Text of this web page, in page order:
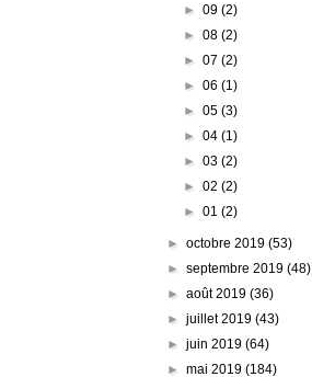
► 09 (2)
► 08 (2)
► 07 (2)
► 06 (1)
► 05 (3)
► 04 (1)
► 03 (2)
► 02 (2)
► 01 (2)
►octobre 2019(53)
►septembre 2019(48)
►août 2019(36)
►juillet 2019(43)
►juin 2019(64)
►mai 2019(184)